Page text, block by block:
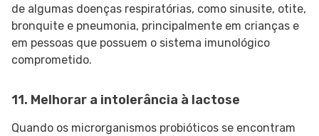
de algumas doenças respiratórias, como sinusite, otite,
bronquite e pneumonia, principalmente em crianças e
em pessoas que possuem o sistema imunológico
comprometido.
11. Melhorar a intolerância à lactose
Quando os microrganismos probióticos se encontram